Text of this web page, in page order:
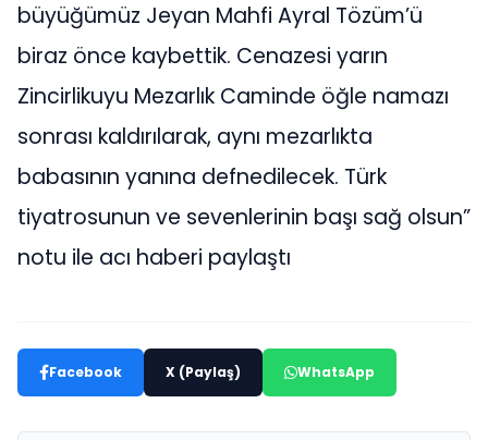
büyüğümüz Jeyan Mahfi Ayral Tözüm’ü
biraz önce kaybettik. Cenazesi yarın
Zincirlikuyu Mezarlık Caminde öğle namazı
sonrası kaldırılarak, aynı mezarlıkta
babasının yanına defnedilecek. Türk
tiyatrosunun ve sevenlerinin başı sağ olsun”
notu ile acı haberi paylaştı
Facebook X (Paylaş) WhatsApp